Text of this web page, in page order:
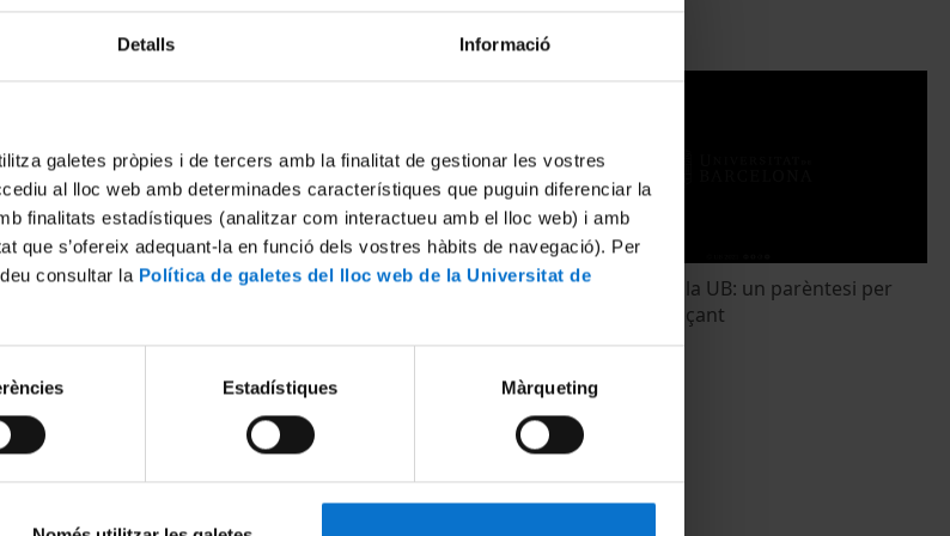
Detalls Informació
galetes pròpies i de tercers amb la finalitat de gestionar les vostres
al lloc web amb determinades característiques que puguin diferenciar la
finalitats estadístiques (analitzar com interactueu amb el lloc web) i amb
que s’ofereix adequant-la en funció dels vostres hàbits de navegació). Per
consultar la Política de galetes del lloc web de la Universitat de
Estadístiques Màrqueting
Bofill-Mas
Taula rodona: El paper de la “Wastewater-
pandèmies
La pandèmia a la UB: un parèntesi per
continuar avançant
17 maig, 2022